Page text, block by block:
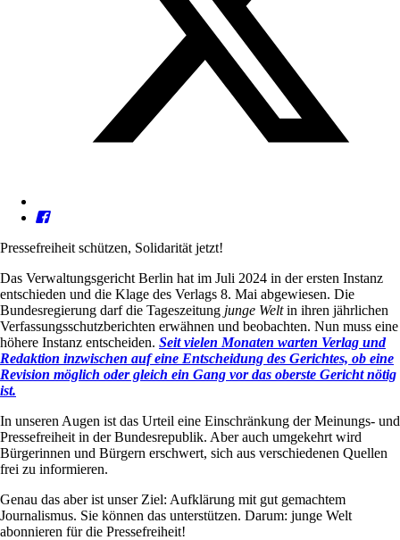
Pressefreiheit schützen, Solidarität jetzt!
Das Verwaltungsgericht Berlin hat im Juli 2024 in der ersten Instanz
entschieden und die Klage des Verlags 8. Mai abgewiesen. Die
Bundesregierung darf die Tageszeitung junge Weltin ihren jährlichen
Verfassungsschutzberichten erwähnen und beobachten. Nun muss eine
höhere Instanz entscheiden. Seit vielen Monaten warten Verlag und
Redaktion inzwischen auf eine Entscheidung des Gerichtes, ob eine
Revision möglich oder gleich ein Gang vor das oberste Gericht nötig
ist.
In unseren Augen ist das Urteil eine Einschränkung der Meinungs- und
Pressefreiheit in der Bundesrepublik. Aber auch umgekehrt wird
Bürgerinnen und Bürgern erschwert, sich aus verschiedenen Quellen
frei zu informieren.
Genau das aber ist unser Ziel: Aufklärung mit gut gemachtem
Journalismus. Sie können das unterstützen. Darum: junge Welt
abonnieren für die Pressefreiheit!